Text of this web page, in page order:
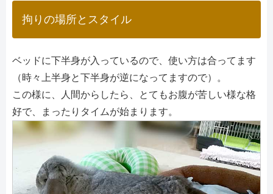
拘りの場所とスタイル
ベッドに下半身が入っているので、使い方は合ってます
（時々上半身と下半身が逆になってますので）。
この様に、人間からしたら、とてもお腹が苦しい様な格
好で、まったりタイムが始まります。